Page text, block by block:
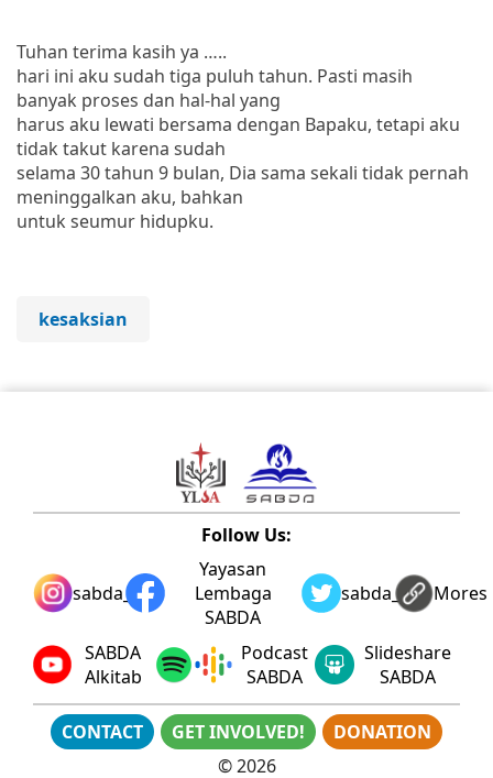
Tuhan terima kasih ya …..
hari ini aku sudah tiga puluh tahun. Pasti masih
banyak proses dan hal-hal yang
harus aku lewati bersama dengan Bapaku, tetapi aku
tidak takut karena sudah
selama 30 tahun 9 bulan, Dia sama sekali tidak pernah
meninggalkan aku, bahkan
untuk seumur hidupku.
kesaksian
Follow Us:
sabda_ylsa
Yayasan
Lembaga
SABDA
sabda_ylsaMores
SABDA
Alkitab
Podcast
SABDA
Slideshare
SABDA
CONTACT GET INVOLVED!
DONATION
©2026